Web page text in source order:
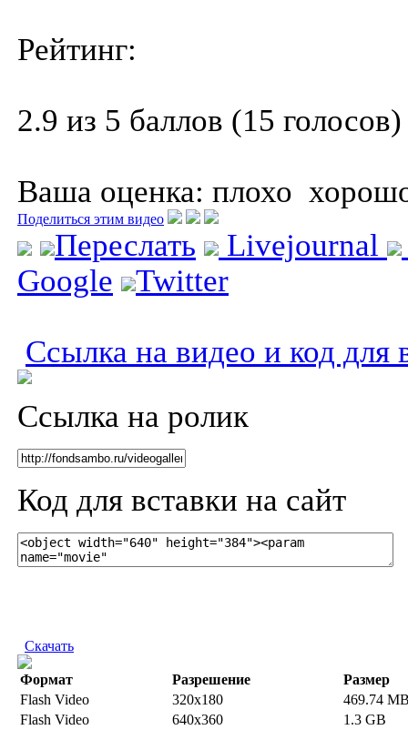
Рейтинг:
2.9 из 5 баллов (15 голосов)
Ваша оценка: плохо
Поделиться этим видео
Переслать Livejournal
Google
Twitter
Ссылка на видео и код для
Ссылка на ролик
Код для вставки на сайт
Скачать
Формат Разрешение
Размер
Flash Video
320x180
469.74
Flash Video
640x360
1.3 GB